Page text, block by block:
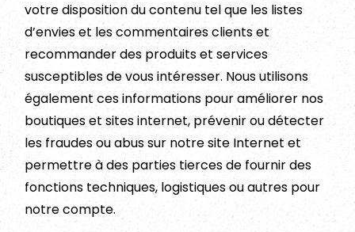
votre disposition du contenu tel que les listes
d’envies et les commentaires clients et
recommander des produits et services
susceptibles de vous intéresser. Nous utilisons
également ces informations pour améliorer nos
boutiques et sites internet, prévenir ou détecter
les fraudes ou abus sur notre site Internet et
permettre à des parties tierces de fournir des
fonctions techniques, logistiques ou autres pour
notre compte.